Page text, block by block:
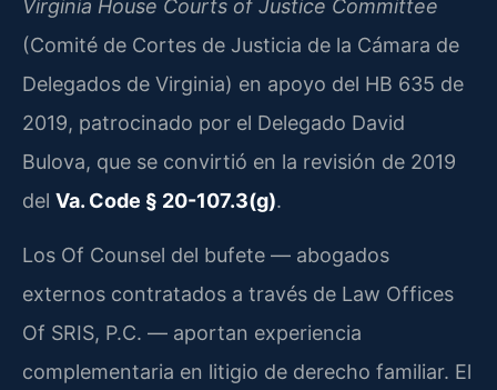
Virginia House Courts of Justice Committee
(Comité de Cortes de Justicia de la Cámara de
Delegados de Virginia) en apoyo del HB 635 de
2019, patrocinado por el Delegado David
Bulova, que se convirtió en la revisión de 2019
del Va. Code § 20-107.3(g).
Los Of Counsel del bufete — abogados
externos contratados a través de Law Offices
Of SRIS, P.C. — aportan experiencia
complementaria en litigio de derecho familiar. El